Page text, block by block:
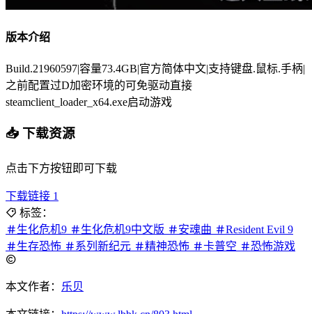
版本介绍
Build.21960597|容量73.4GB|官方简体中文|支持键盘.鼠标.手柄|
之前配置过D加密环境的可免驱动直接
steamclient_loader_x64.exe启动游戏
📥 下载资源
点击下方按钮即可下载
下载链接 1
标签：
生化危机9
生化危机9中文版 安魂曲
Resident Evil 9
生存恐怖
系列新纪元 精神恐怖 卡普空 恐怖游戏
本文作者： 乐贝